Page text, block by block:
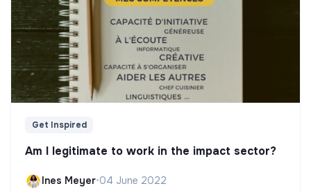
Get Inspired
Am I legitimate to work in the impact sector?
Ines Meyer•04 June 2022